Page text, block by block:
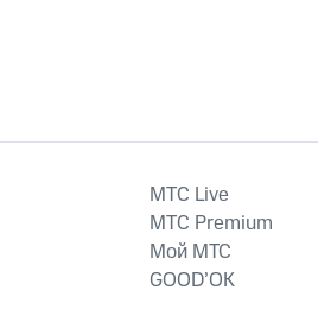
MTС Live
MTС Premium
Мой МТС
GOOD’OK